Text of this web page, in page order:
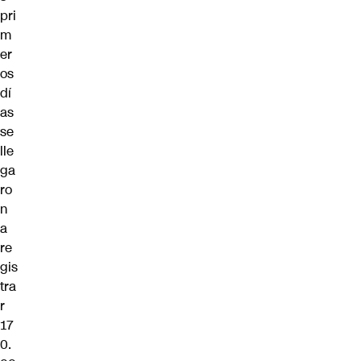
pri
m
er
os
dí
as
se
lle
ga
ro
n
a
re
gis
tra
r
17
0.